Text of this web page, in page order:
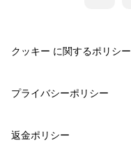
クッキー に関するポリシー
プライバシーポリシー
返金ポリシー